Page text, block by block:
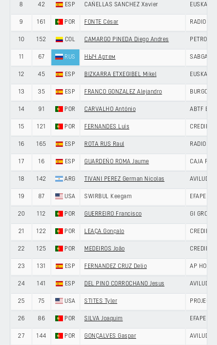
8 42 ESP CAÑELLAS SANCHEZ Xavier
9 161 POR FONTE César RADIO
10 152 COL CAMARGO PINEDA Diego Andres
11 67 RUS НЫЧ Артем SABGAL/
12 45 ESP BIZKARRA ETXEGIBEL Mikel
13 35 ESP FRANCO GONZALEZ Alejandro BURGOS-
14 91 POR CARVALHO António ABTF
15 121 POR FERNANDES Luís
16 165 ESP ROTA RUS Raul RADIO
17 16 ESP GUARDEÑO ROMA Jaume CAJA
18 142 ARG TIVANI PEREZ German Nicolas AVILUDO
19 87 USA SWIRBUL Keegam EFAPEL
20 112 POR GUERREIRO Francisco GI
21 122 POR LEAÇA Gonçalo
22 125 POR MEDEIROS João
23 131 ESP FERNANDEZ CRUZ Delio AP
24 141 ESP DEL PINO CORROCHANO Jesus AVILUDO
25 75 USA STITES Tyler PROJECT
26 86 POR SILVA Joaquim EFAPEL
27 144 POR GONÇALVES Gaspar AVILUDO